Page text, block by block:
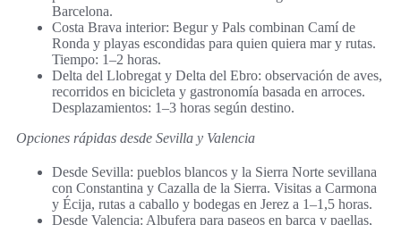
Barcelona.
Costa Brava interior: Begur y Pals combinan Camí de
Ronda y playas escondidas para quien quiera mar y rutas.
Tiempo: 1–2 horas.
Delta del Llobregat y Delta del Ebro: observación de aves,
recorridos en bicicleta y gastronomía basada en arroces.
Desplazamientos: 1–3 horas según destino.
Opciones rápidas desde Sevilla y Valencia
Desde Sevilla: pueblos blancos y la Sierra Norte sevillana
con Constantina y Cazalla de la Sierra. Visitas a Carmona
y Écija, rutas a caballo y bodegas en Jerez a 1–1,5 horas.
Desde Valencia: Albufera para paseos en barca y paellas,